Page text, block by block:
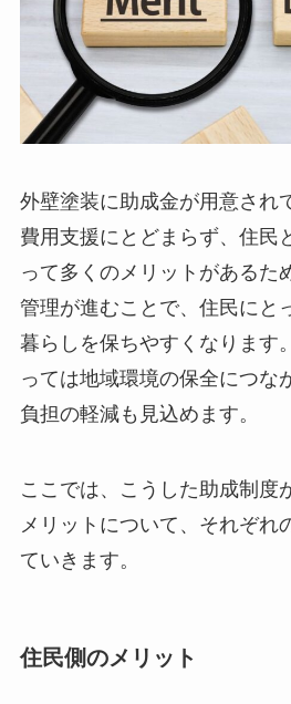
外壁塗装に助成金が用意され
費用支援にとどまらず、住民
って多くのメリットがあるた
管理が進むことで、住民にと
暮らしを保ちやすくなります
っては地域環境の保全につな
負担の軽減も見込めます。
ここでは、こうした助成制度
メリットについて、それぞれ
ていきます。
住民側のメリット